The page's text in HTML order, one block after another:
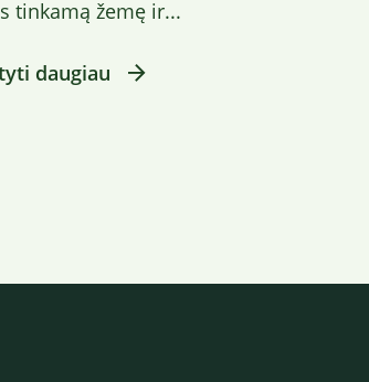
tinkamą žemę ir...
daugiau